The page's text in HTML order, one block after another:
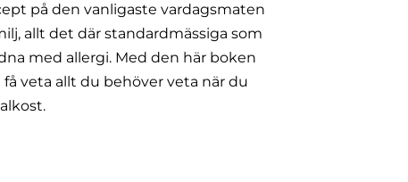
på den vanligaste vardagsmaten
allt det där standardmässiga som
med allergi. Med den här boken
veta allt du behöver veta när du